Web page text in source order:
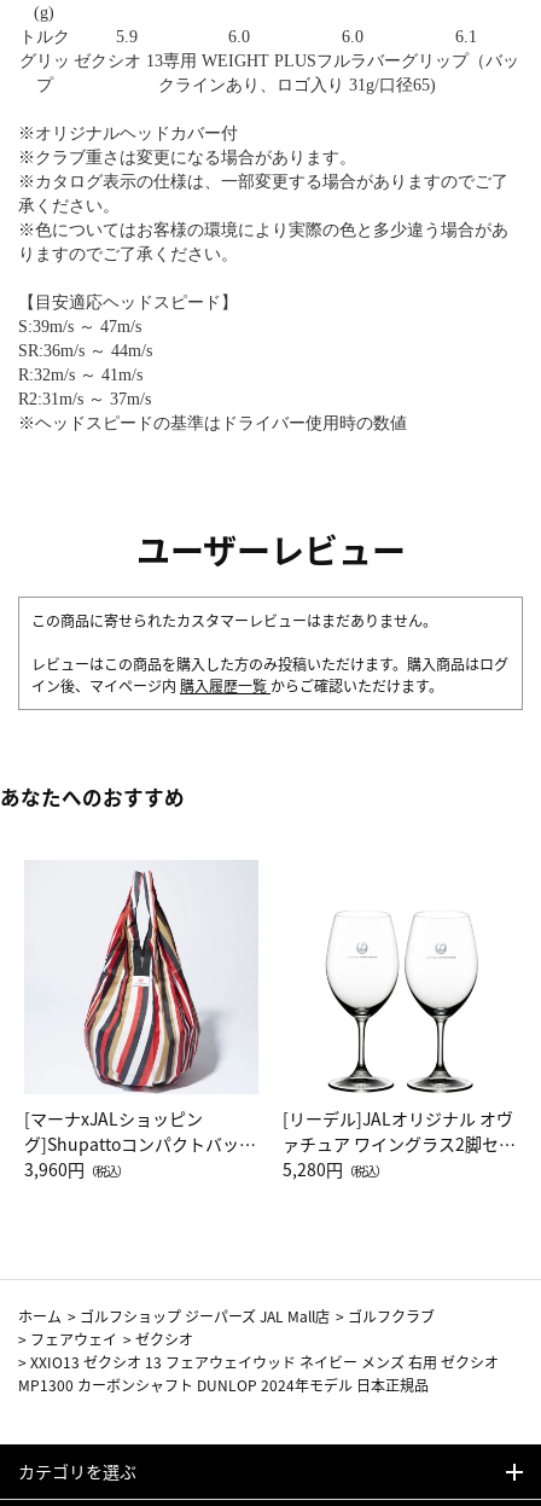
(g)
トルク 5.9 6.0 6.0
6.1
グリッ
プ
ゼクシオ 13専用 WEIGHT PLUSフルラバーグリップ（バッ
クラインあり、ロゴ入り 31g/口径65)
※オリジナルヘッドカバー付
※クラブ重さは変更になる場合があります。
※カタログ表示の仕様は、一部変更する場合がありますのでご了
承ください。
※色についてはお客様の環境により実際の色と多少違う場合があ
りますのでご了承ください。
【目安適応ヘッドスピード】
S:39m/s ～ 47m/s
SR:36m/s ～ 44m/s
R:32m/s ～ 41m/s
R2:31m/s ～ 37m/s
※ヘッドスピードの基準はドライバー使用時の数値
ユーザーレビュー
この商品に寄せられたカスタマーレビューはまだありません。
レビューはこの商品を購入した方のみ投稿いただけます。購入商品はログ
イン後、マイページ内 購入履歴一覧 からご確認いただけます。
あなたへのおすすめ
[マーナxJALショッピン
グ]Shupattoコンパクトバッグ
Drop JAL客室乗務員（LC）ス
3,960円 （税込）
[リーデル]JALオリジナル オヴ
ァチュア ワイングラス2脚セッ
ト（レッドワイン）
5,280円 （税込）
ホーム > ゴルフショップ ジーパーズ JAL Mall店 > ゴルフクラブ
> フェアウェイ >ゼクシオ
>XXIO13 ゼクシオ 13 フェアウェイウッド ネイビー メンズ 右用 ゼクシオ
MP1300 カーボンシャフト DUNLOP 2024年モデル 日本正規品
カテゴリを選ぶ